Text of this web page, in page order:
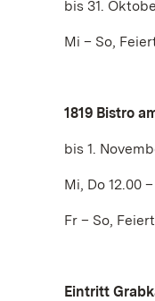
bis 31.
Mi – So,
1819 Bistro
bis 1.
Mi, Do 12.00
Fr – So,
Eintritt